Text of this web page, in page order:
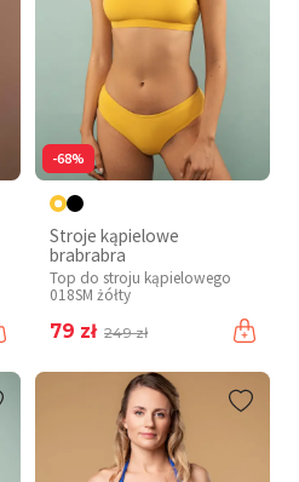
-68%
Stroje kąpielowe
brabrabra
Top do stroju kąpielowego
018SM żółty
79 zł 249 zł